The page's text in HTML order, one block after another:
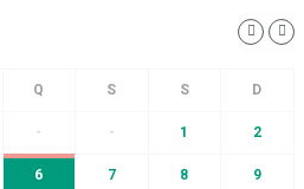
- - 1 2
6 7 8 9